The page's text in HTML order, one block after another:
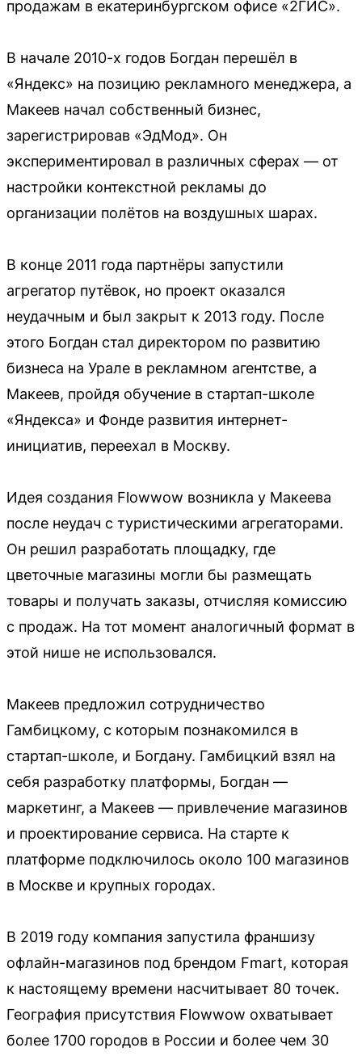
продажам в екатеринбургском офисе «2ГИС».
В начале 2010-х годов Богдан перешёл в
«Яндекс» на позицию рекламного менеджера, а
Макеев начал собственный бизнес,
зарегистрировав «ЭдМод». Он
экспериментировал в различных сферах — от
настройки контекстной рекламы до
организации полётов на воздушных шарах.
В конце 2011 года партнёры запустили
агрегатор путёвок, но проект оказался
неудачным и был закрыт к 2013 году. После
этого Богдан стал директором по развитию
бизнеса на Урале в рекламном агентстве, а
Макеев, пройдя обучение в стартап-школе
«Яндекса» и Фонде развития интернет-
инициатив, переехал в Москву.
Идея создания Flowwow возникла у Макеева
после неудач с туристическими агрегаторами.
Он решил разработать площадку, где
цветочные магазины могли бы размещать
товары и получать заказы, отчисляя комиссию
с продаж. На тот момент аналогичный формат в
этой нише не использовался.
Макеев предложил сотрудничество
Гамбицкому, с которым познакомился в
стартап-школе, и Богдану. Гамбицкий взял на
себя разработку платформы, Богдан —
маркетинг, а Макеев — привлечение магазинов
и проектирование сервиса. На старте к
платформе подключилось около 100 магазинов
в Москве и крупных городах.
В 2019 году компания запустила франшизу
офлайн-магазинов под брендом Fmart, которая
к настоящему времени насчитывает 80 точек.
География присутствия Flowwow охватывает
более 1700 городов в России и более чем 30